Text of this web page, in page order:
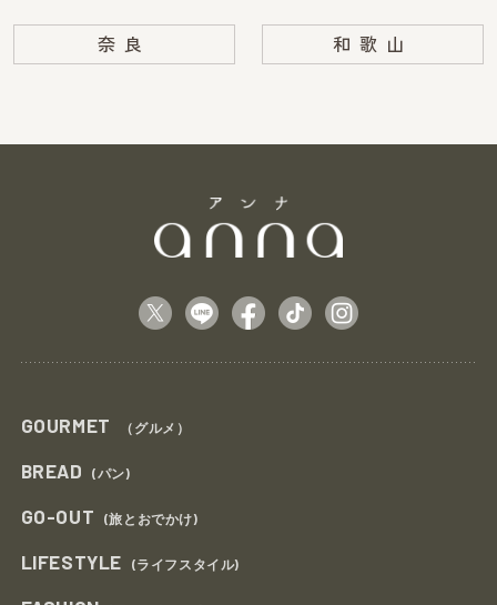
奈良 和歌山
GOURMET （グルメ）
BREAD (パン)
GO-OUT (旅とおでかけ)
LIFESTYLE (ライフスタイル)